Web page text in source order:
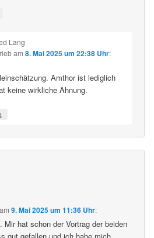
Lang
am 8. Mai 2025 um 22:38 Uhr:
Amthor ist lediglich
keine wirkliche Ahnung.
↓
am9. Mai 2025 um 11:36 Uhr:
Mir hat schon der Vortrag der beiden